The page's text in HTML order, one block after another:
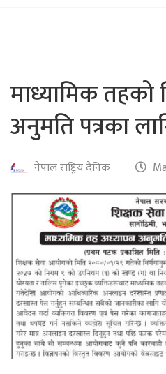
माध्यामिक तहको
अनुमति पत्रका
नेपाल राष्ट्रिय दैनिक